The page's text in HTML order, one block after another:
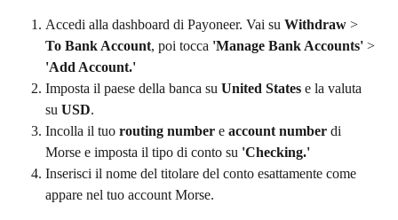
Accedi alla dashboard di Payoneer. Vai su Withdraw >
To Bank Account, poi tocca 'Manage Bank Accounts' >
'Add Account.'
Imposta il paese della banca su United States e la valuta
su USD.
Incolla il tuo routing number e account number di
Morse e imposta il tipo di conto su 'Checking.'
Inserisci il nome del titolare del conto esattamente come
appare nel tuo account Morse.